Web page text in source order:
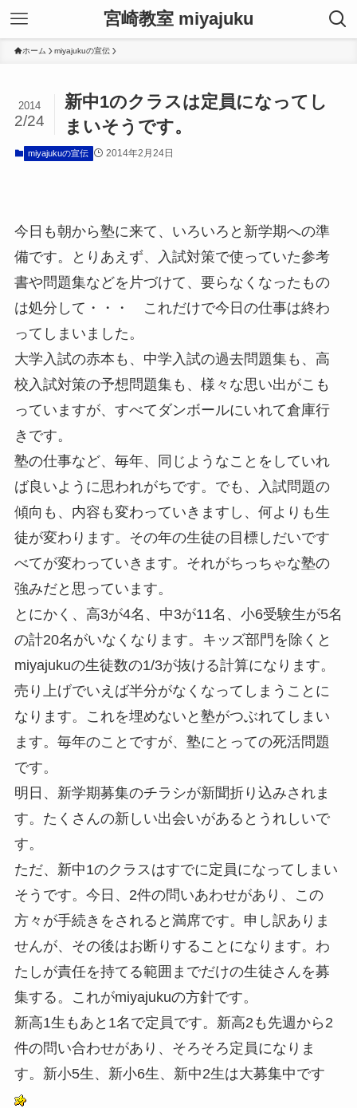
宮崎教室 miyajuku
ホーム miyajukuの宣伝
新中1のクラスは定員になってし
まいそうです。
2014
2/24
miyajukuの宣伝 2014年2月24日
今日も朝から塾に来て、いろいろと新学期への準
備です。とりあえず、入試対策で使っていた参考
書や問題集などを片づけて、要らなくなったもの
は処分して・・・ これだけで今日の仕事は終わ
ってしまいました。
大学入試の赤本も、中学入試の過去問題集も、高
校入試対策の予想問題集も、様々な思い出がこも
っていますが、すべてダンボールにいれて倉庫行
きです。
塾の仕事など、毎年、同じようなことをしていれ
ば良いように思われがちです。でも、入試問題の
傾向も、内容も変わっていきますし、何よりも生
徒が変わります。その年の生徒の目標しだいです
べてが変わっていきます。それがちっちゃな塾の
強みだと思っています。
とにかく、高3が4名、中3が11名、小6受験生が5名
の計20名がいなくなります。キッズ部門を除くと
miyajukuの生徒数の1/3が抜ける計算になります。
売り上げでいえば半分がなくなってしまうことに
なります。これを埋めないと塾がつぶれてしまい
ます。毎年のことですが、塾にとっての死活問題
です。
明日、新学期募集のチラシが新聞折り込みされま
す。たくさんの新しい出会いがあるとうれしいで
す。
ただ、新中1のクラスはすでに定員になってしまい
そうです。今日、2件の問いあわせがあり、この
方々が手続きをされると満席です。申し訳ありま
せんが、その後はお断りすることになります。わ
たしが責任を持てる範囲までだけの生徒さんを募
集する。これがmiyajukuの方針です。
新高1生もあと1名で定員です。新高2も先週から2
件の問い合わせがあり、そろそろ定員になりま
す。新小5生、新小6生、新中2生は大募集中です